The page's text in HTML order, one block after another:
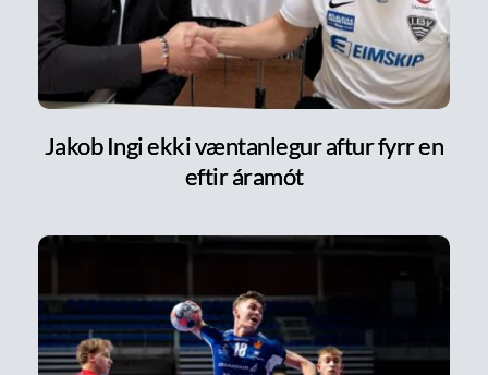
Jakob Ingi ekki væntanlegur aftur fyrr en
eftir áramót